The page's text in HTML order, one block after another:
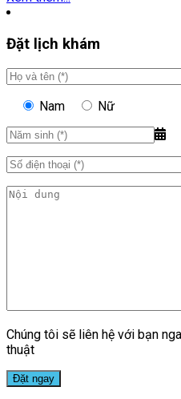
Đặt lịch khám
Nam Nữ
Chúng tôi sẽ liên hệ với bạn
thuật